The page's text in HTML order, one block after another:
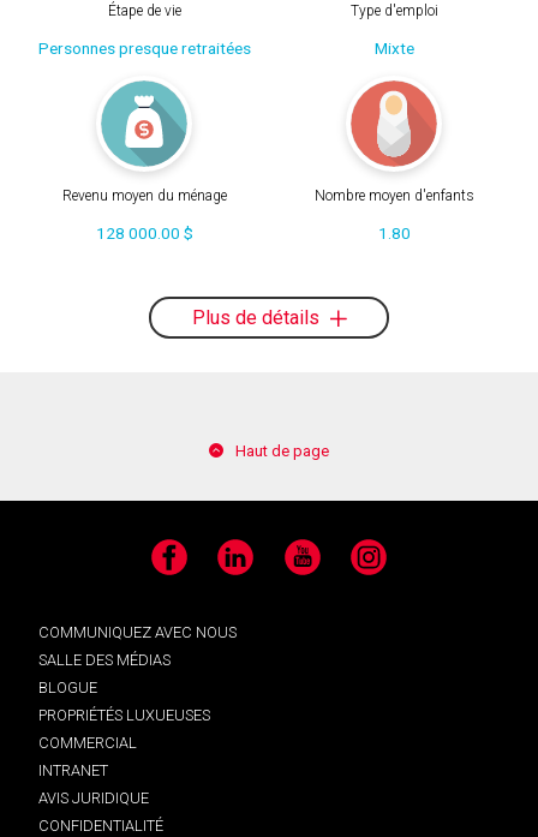
Étape de vie
Personnes presque retraitées
Type d'emploi
Mixte
Revenu moyen du ménage
128 000.00 $
Nombre moyen d'enfants
1.80
Plus de détails
Haut de page
Facebook LinkedIn YouTube Instagram
COMMUNIQUEZ AVEC NOUS
SALLE DES MÉDIAS
BLOGUE
PROPRIÉTÉS LUXUEUSES
COMMERCIAL
INTRANET
AVIS JURIDIQUE
CONFIDENTIALITÉ